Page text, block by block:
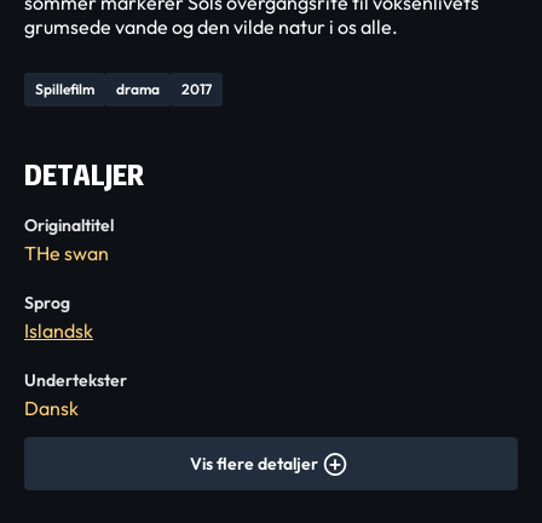
Spillefilm drama 2017
grumsede vande og den vilde natur i os alle.
DETALJER
Originaltitel
THe swan
Sprog
Islandsk
Undertekster
Dansk
Vis flere detaljer